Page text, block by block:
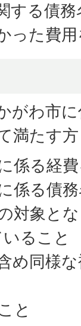
する債
った費
がわ市
満たす方
係る経
係る債
対象と
ること
め同様
と